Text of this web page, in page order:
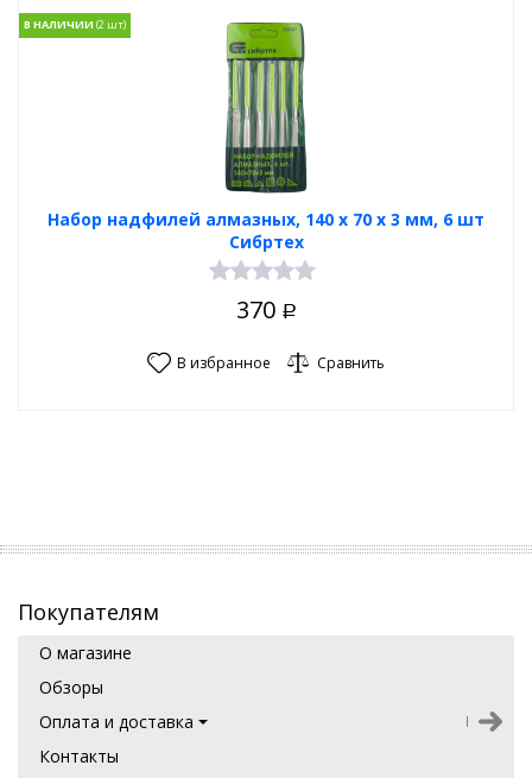
Набор надфилей алмазных, 140 х 70 х 3 мм, 6 шт
Сибртех
В НАЛИЧИИ
370 Р
В избранное Сравнить
Покупателям
О магазине
Обзоры
Оплата и доставка
Контакты